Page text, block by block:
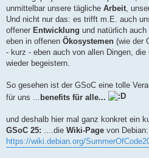
unmittelbar unsere tägliche Arbeit ,
Und nicht nur das: es trifft m.E. auch
offener Entwicklung und natürlich auch
eben in offenen Ökosystemen (wie der
- kurz - eben auch von allen Dingen,
wieder begeistern.
So gesehen ist der GSoC eine tolle
für uns ... benefits für alle...
und deshalb hier mal ganz konkret ein
GSoC 25:
....die Wiki-Page von Debian:
https://wiki.debian.org/